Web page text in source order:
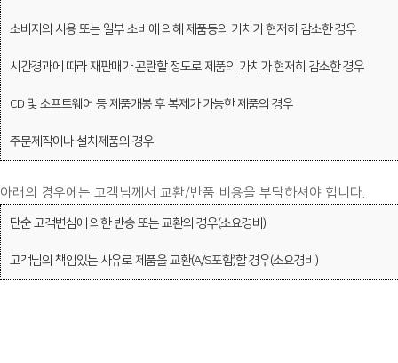
소비자의 사용 또는 일부 소비에 의해 제품등의 가치가 현저히 감소한 경우
시간경과에 따라 재판매가 곤란할 정도로 제품의 가치가 현저히 감소한 경우
CD 및 소프트웨어 등 제품개봉 후 복제가 가능한 제품의 경우
주문제작이나 설치제품의 경우
아래의 경우에는 고객님께서 교환/반품 비용을 부담하셔야 합니다.
단순 고객변심에 의한 반송 또는 교환의 경우(소요경비)
고객님의 책임있는 사유로 제품을 교환(A/S포함)할 경우(소요경비)